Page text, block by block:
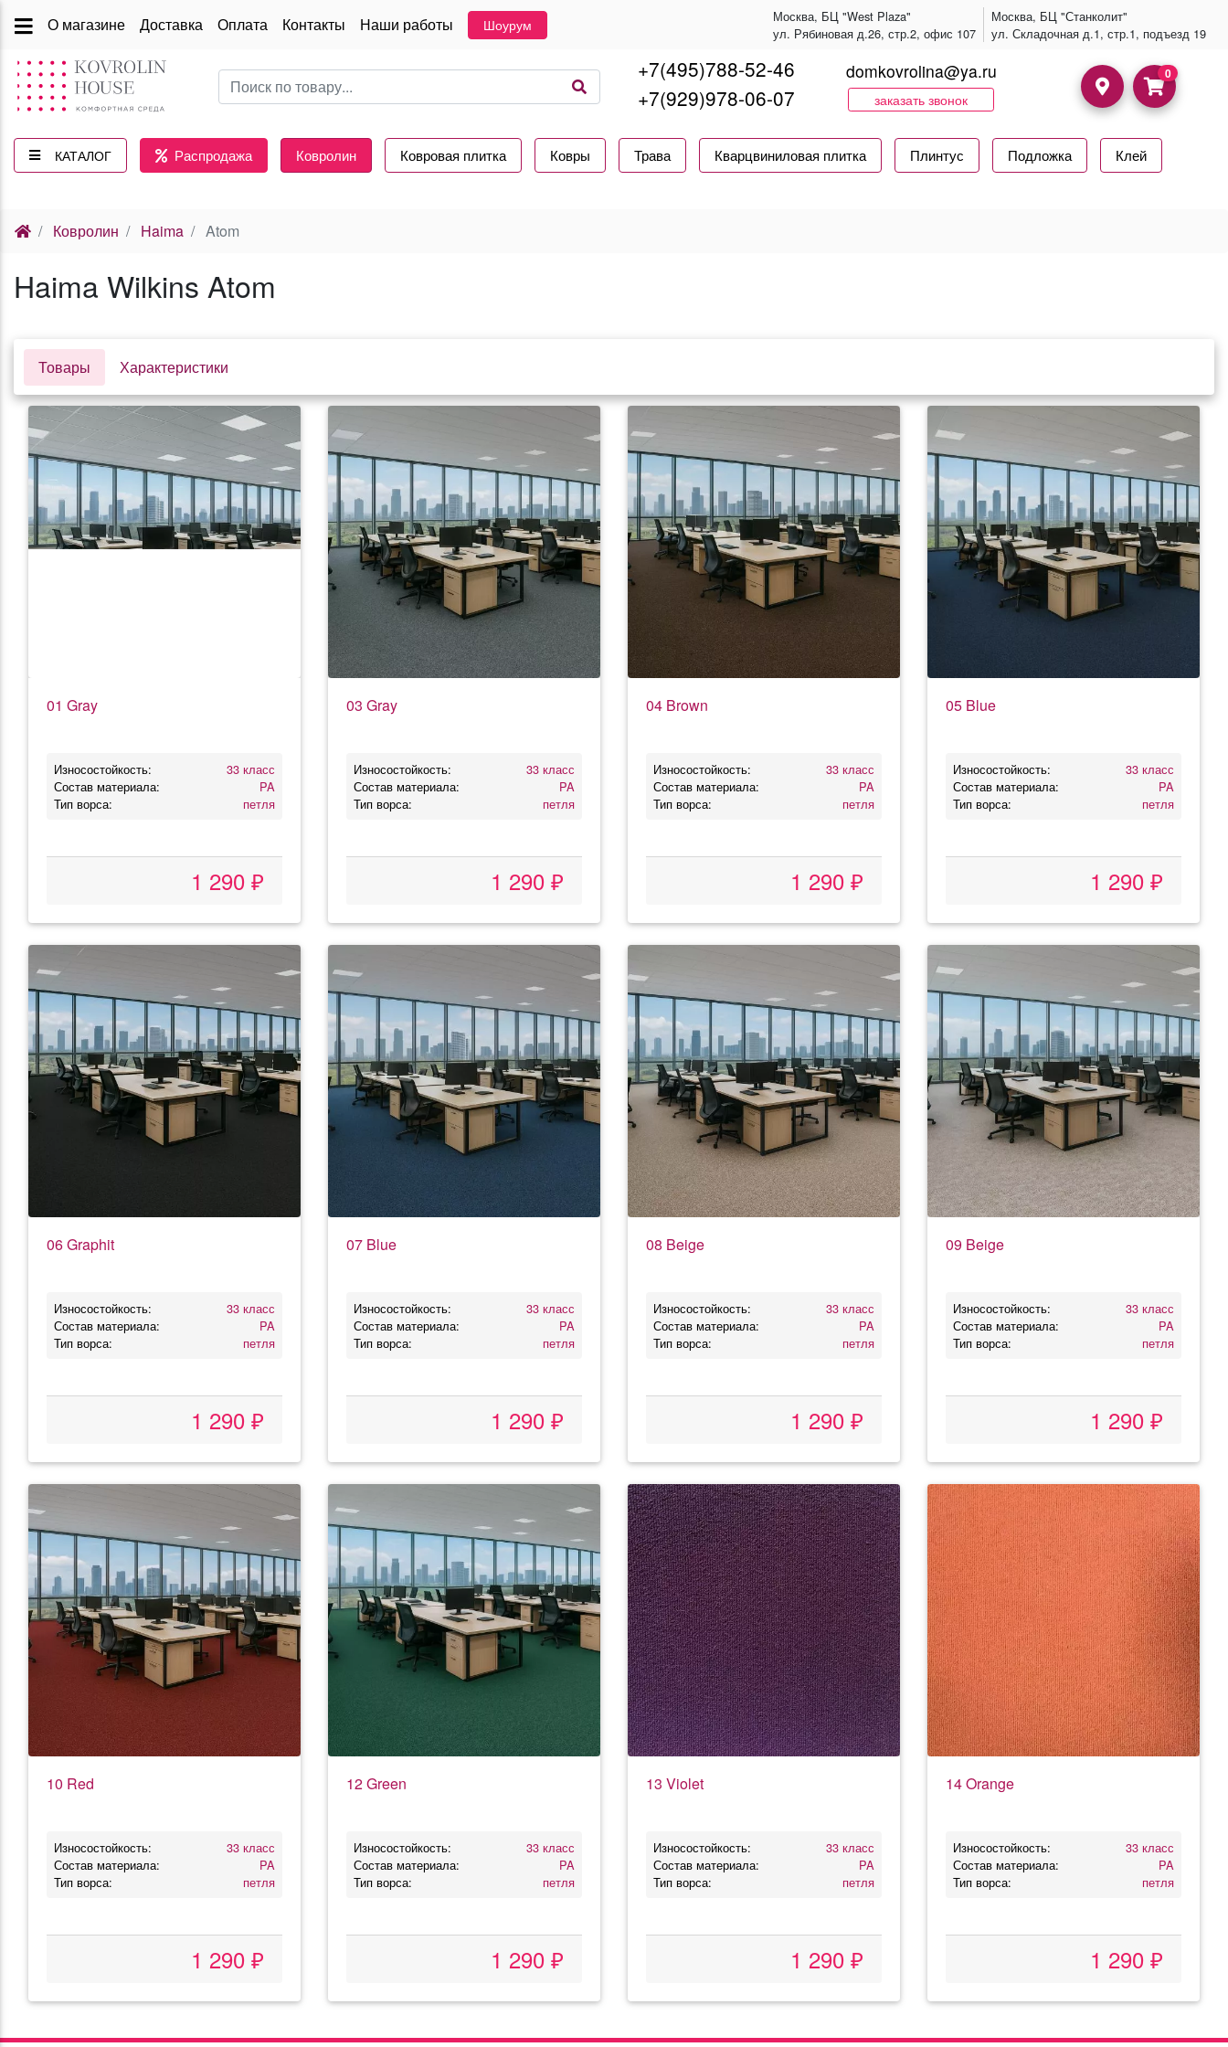
О магазине Доставка Оплата Контакты Наши работы Шоурум
Москва, БЦ "West Plaza"
ул. Рябиновая д.26, стр.2, офис 107
Москва, БЦ "Станколит"
ул. Складочная д.1, стр.1, подъезд 19
+7(495)788-52-46
+7(929)978-06-07
domkovrolina@ya.ru
заказать звонок
0
КАТАЛОГ
(current) Распродажа Ковролин Ковровая плитка Ковры Трава Кварцвиниловая плитка Плинтус Подложка Клей
Ковролин Haima Atom
Haima Wilkins Atom
Товары Характеристики
01 Gray
Износостойкость:
33 класс
Состав материала:
PA
Тип ворса:
петля
1 290 ₽
03 Gray
Износостойкость:
33 класс
Состав материала:
PA
Тип ворса:
петля
1 290 ₽
04 Brown
Износостойкость:
33 класс
Состав материала:
PA
Тип ворса:
петля
1 290 ₽
05 Blue
Износостойкость:
33 класс
Состав материала:
PA
Тип ворса:
петля
1 290 ₽
06 Graphit
Износостойкость:
33 класс
Состав материала:
PA
Тип ворса:
петля
1 290 ₽
07 Blue
Износостойкость:
33 класс
Состав материала:
PA
Тип ворса:
петля
1 290 ₽
08 Beige
Износостойкость:
33 класс
Состав материала:
PA
Тип ворса:
петля
1 290 ₽
09 Beige
Износостойкость:
33 класс
Состав материала:
PA
Тип ворса:
петля
1 290 ₽
10 Red
Износостойкость:
33 класс
Состав материала:
PA
Тип ворса:
петля
1 290 ₽
12 Green
Износостойкость:
33 класс
Состав материала:
PA
Тип ворса:
петля
1 290 ₽
13 Violet
Износостойкость:
33 класс
Состав материала:
PA
Тип ворса:
петля
1 290 ₽
14 Orange
Износостойкость:
33 класс
Состав материала:
PA
Тип ворса:
петля
1 290 ₽